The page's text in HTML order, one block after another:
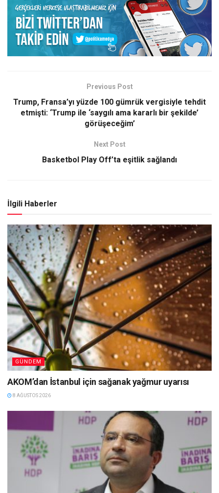
Previous Post
Trump, Fransa’yı yüzde 100 gümrük vergisiyle tehdit
etmişti: ‘Trump ile ‘saygılı ama kararlı bir şekilde’
görüşeceğim’
Next Post
Basketbol Play Off’ta eşitlik sağlandı
İlgili Haberler
GÜNDEM
AKOM’dan İstanbul için sağanak yağmur uyarısı
8 AĞUSTOS 2026